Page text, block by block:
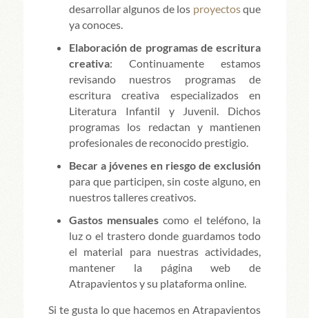
desarrollar algunos de los proyectosque
ya conoces.
Elaboración de programas de escritura
creativa: Continuamente estamos
revisando nuestros programas de
escritura creativa especializados en
Literatura Infantil y Juvenil. Dichos
programas los redactan y mantienen
profesionales de reconocido prestigio.
Becar a jóvenes en riesgo de exclusión
para que participen, sin coste alguno, en
nuestros talleres creativos.
Gastos mensualescomo el teléfono, la
luz o el trastero donde guardamos todo
el material para nuestras actividades,
mantener la página web de
Atrapavientos y su plataforma online.
Si te gusta lo que hacemos en Atrapavientos